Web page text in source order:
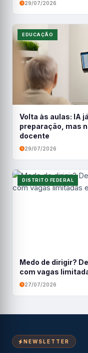
29/07/2026
EDUCAÇÃO
Volta às aulas: IA
preparação, mas
docente
29/07/2026
DISTRITO FEDERAL
Medo de dirigir?
com vagas
27/07/2026
NEWSLETTER